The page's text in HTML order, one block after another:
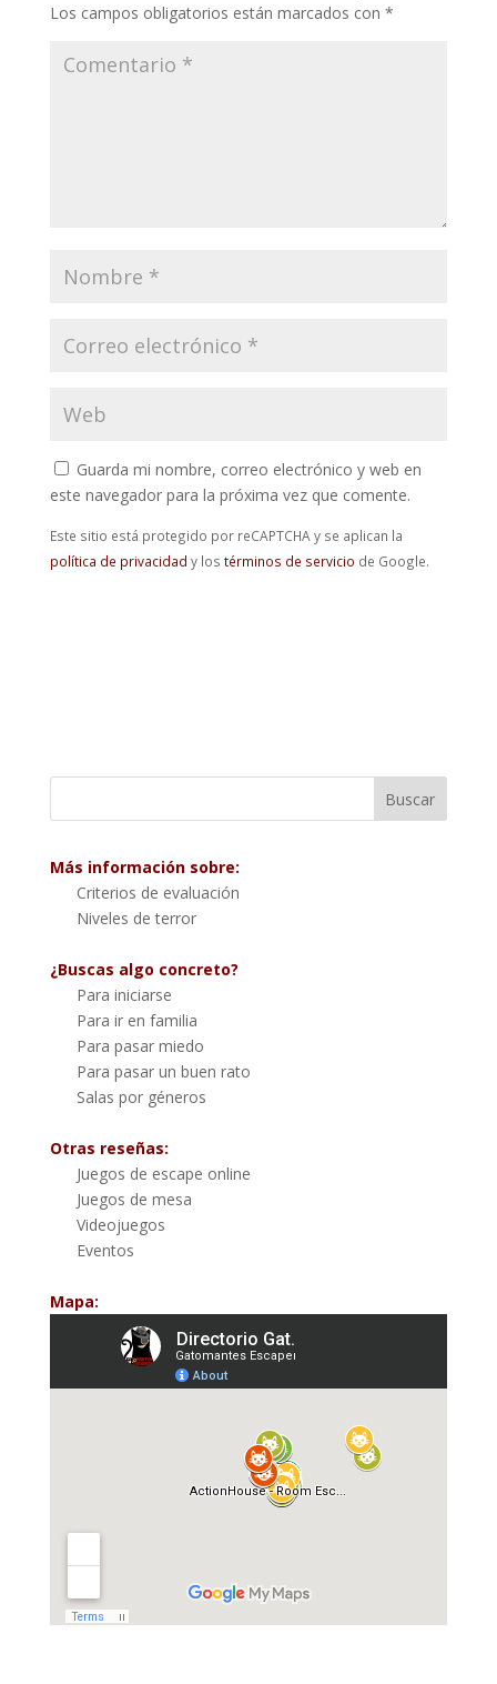
Los campos obligatorios están marcados con *
Guarda mi nombre, correo electrónico y web en
este navegador para la próxima vez que comente.
Este sitio está protegido por reCAPTCHA y se aplican la
política de privacidad y los términos de servicio de Google.
Más información sobre:
Criterios de evaluación
Niveles de terror
¿Buscas algo concreto?
Para iniciarse
Para ir en familia
Para pasar miedo
Para pasar un buen rato
Salas por géneros
Otras reseñas:
Juegos de escape online
Juegos de mesa
Videojuegos
Eventos
Mapa: